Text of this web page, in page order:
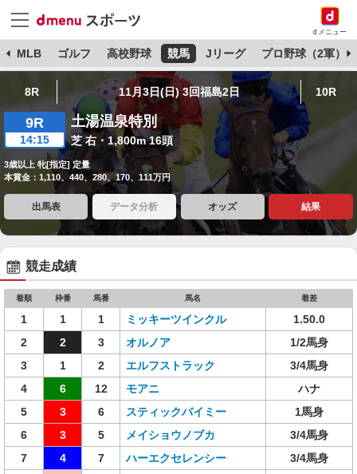
dメニュー
MLB ゴルフ 高校野球 競馬 Jリーグ プロ野球（2軍）
8R 11月3日(日) 3回福島2日 10R
9R
14:15
土湯温泉特別
芝 右・1,800m 16頭
3歳以上 牝[指定] 定量
本賞金：1,110、440、280、170、111万円
出馬表 データ分析 オッズ 結果
競走成績
着順 枠番 馬番 馬名 着差
1 1 1 ミッキーツインクル
1.50.0
2
2 3 オルノア
1/2馬身
3
1 2 エルフストラック
3/4馬身
4
6 12 モアニ
ハナ
5
3 6 スティックバイミー
1馬身
6
3 5 メイショウノブカ
3/4馬身
7
4 7 ハーエクセレンシー
3/4馬身